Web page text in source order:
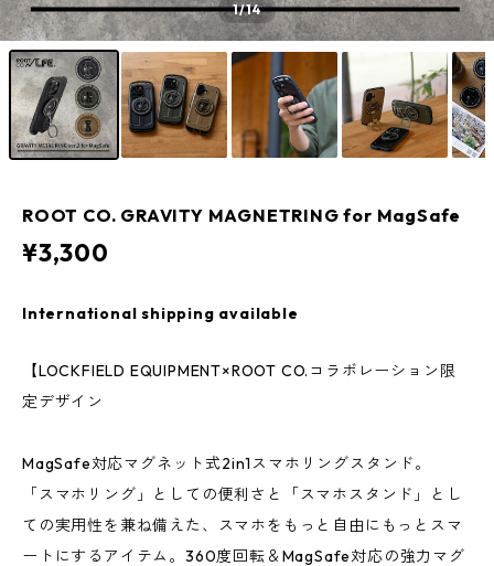
1/14
ROOT CO. GRAVITY MAGNETRING for MagSafe
¥3,300
International shipping available
【LOCKFIELD EQUIPMENT×ROOT CO.コラボレーション限
定デザイン
MagSafe対応マグネット式2in1スマホリングスタンド。
「スマホリング」としての便利さと「スマホスタンド」とし
ての実用性を兼ね備えた、スマホをもっと自由にもっとスマ
ートにするアイテム。360度回転＆MagSafe対応の強力マグ